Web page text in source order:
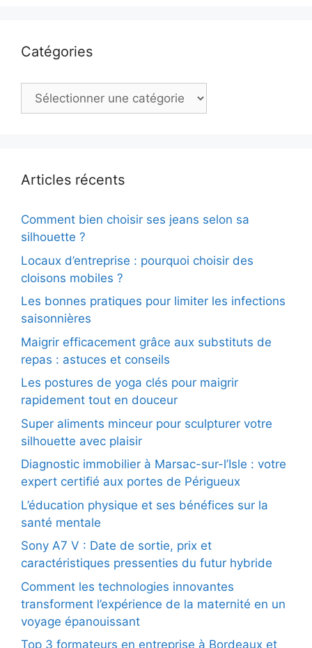
Catégories
Catégories
Articles récents
Comment bien choisir ses jeans selon sa
silhouette ?
Locaux d’entreprise : pourquoi choisir des
cloisons mobiles ?
Les bonnes pratiques pour limiter les infections
saisonnières
Maigrir efficacement grâce aux substituts de
repas : astuces et conseils
Les postures de yoga clés pour maigrir
rapidement tout en douceur
Super aliments minceur pour sculpturer votre
silhouette avec plaisir
Diagnostic immobilier à Marsac-sur-l’Isle : votre
expert certifié aux portes de Périgueux
L’éducation physique et ses bénéfices sur la
santé mentale
Sony A7 V : Date de sortie, prix et
caractéristiques pressenties du futur hybride
Comment les technologies innovantes
transforment l’expérience de la maternité en un
voyage épanouissant
Top 3 formateurs en entreprise à Bordeaux et